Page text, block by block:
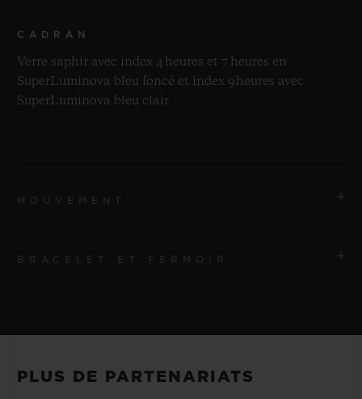
CADRAN
Verre saphir avec index 4 heures et 7 heures en
SuperLuminova bleu foncé et index 9 heures avec
SuperLuminova bleu clair
BRACELET
supplémentaire : Caoutchouc lisse noir.
PLUS DE PARTENARIATS